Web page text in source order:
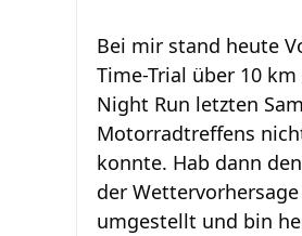
Bei mir stand heute
Time-Trial über 10
Night Run letzten
Motorradtreffens
konnte. Hab dann
der
umgestellt und bin